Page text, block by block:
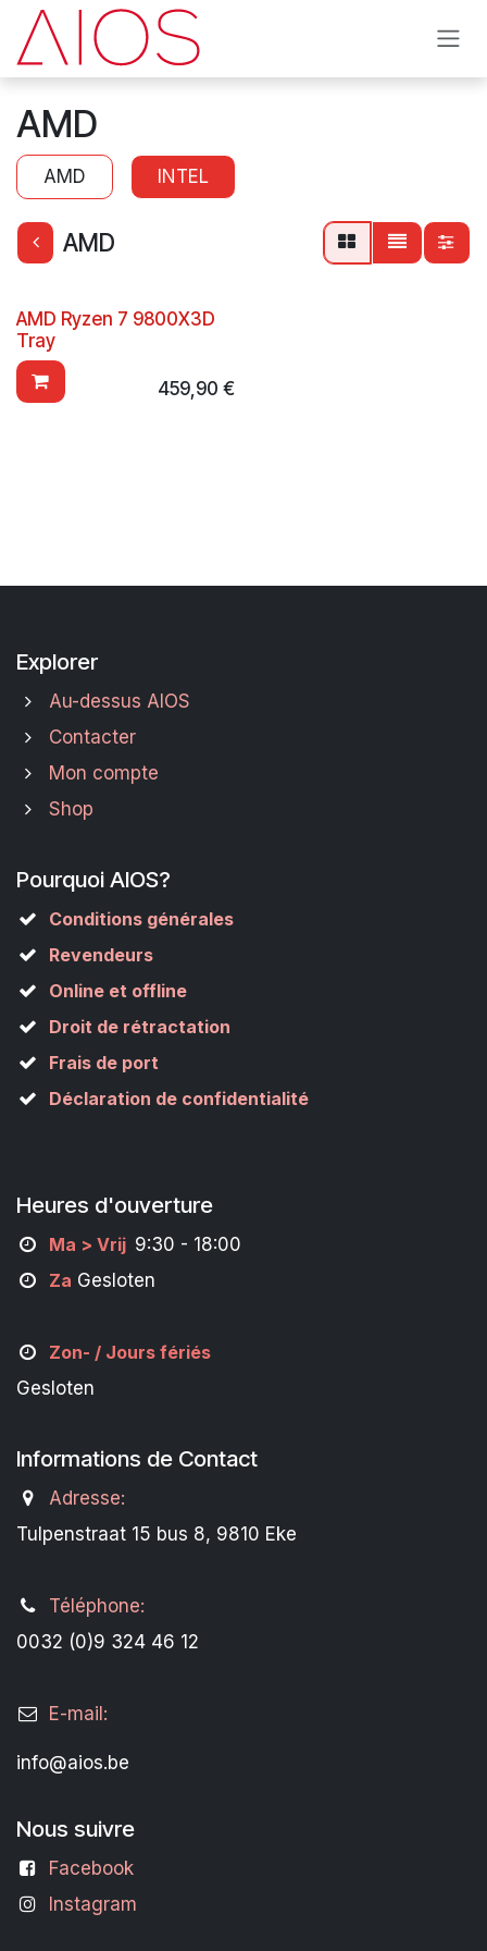
Se rendre au contenu
AMD
AMD INTEL
AMD
AMD Ryzen 7 9800X3D
Tray
459,90 €
Explorer
Au-dessus AIOS
Contacter
Mon compte
Shop
Pourquoi AIOS?
Conditions générales
Revendeurs
Online et offline
Droit de rétractation
Frais de port
Déclaration de confidentialité
Heures d'ouverture
Ma > Vrij 9:30 - 18:00
Za Gesloten
Zon- / Jours fériés
Gesloten
Informations de Contact
Adresse:
Tulpenstraat 15 bus 8, 9810 Eke
Téléphone:
0032 (0)9 324 46 12
E-mail:
info@aios.be
Nous suivre
Facebook
Instagram